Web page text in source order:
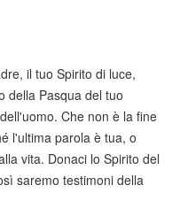
il tuo Spirito di luce,
della Pasqua del tuo
Che non è la fine
l'ultima parola è tua, o
vita. Donaci lo Spirito del
saremo testimoni della